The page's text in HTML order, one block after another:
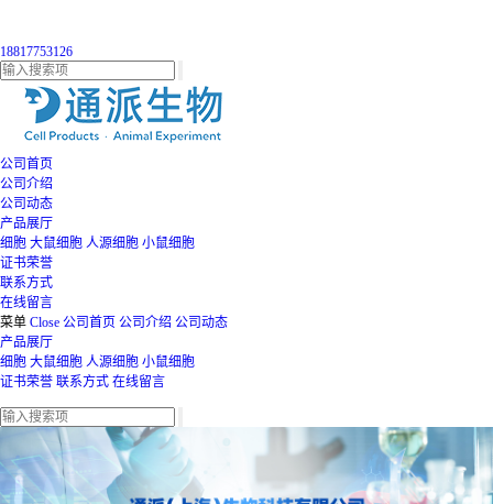
18817753126
公司首页
公司介绍
公司动态
产品展厅
细胞 大鼠细胞 人源细胞 小鼠细胞
证书荣誉
联系方式
在线留言
菜单 Close 公司首页 公司介绍 公司动态
产品展厅
细胞 大鼠细胞 人源细胞 小鼠细胞
证书荣誉 联系方式 在线留言